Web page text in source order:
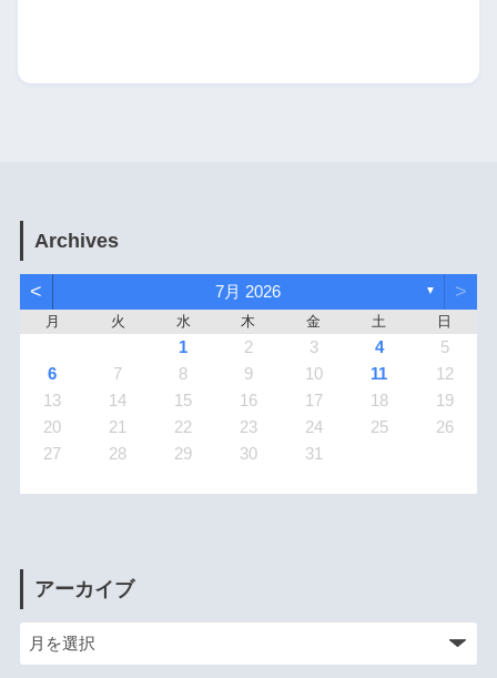
Archives
< 7月 2026 ▼ >
月 火 水 木 金 土 日
1 2 3 4
5
6
7 8 9 10 11
12
13
14 15 16 17 18
19
20
21 22 23 24 25
26
27
28 29 30 31
アーカイブ